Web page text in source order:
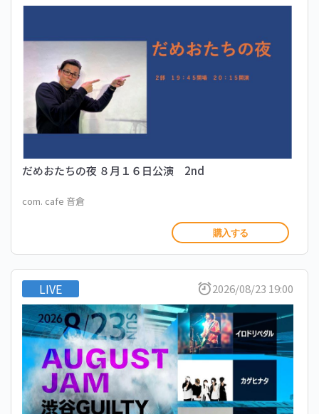
だめおたちの夜 ８月１６日公演 2nd
com. cafe 音倉
購入する
LIVE 2026/08/23 19:00